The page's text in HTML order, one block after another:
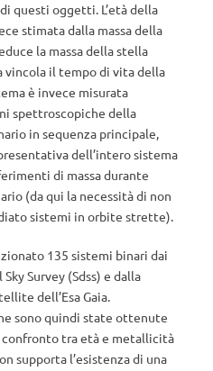
questi oggetti. L’età della
stimata dalla massa della
la massa della stella
vincola il tempo di vita della
è invece misurata
spettroscopiche della
in sequenza principale,
dell’intero sistema
di massa durante
(da qui la necessità di non
sistemi in orbite strette).
135 sistemi binari dai
Survey (Sdss) e dalla
dell’Esa Gaia.
sono quindi state ottenute
tra età e metallicità
supporta l’esistenza di una